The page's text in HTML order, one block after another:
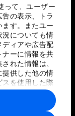
って、ユーザー
の表示、トラ
す。またユー
についても情
ィアや広告配
ーに情報を共
れた情報は、
提供した他の情
を使用した際
わされ、各パー
とがありま
規約